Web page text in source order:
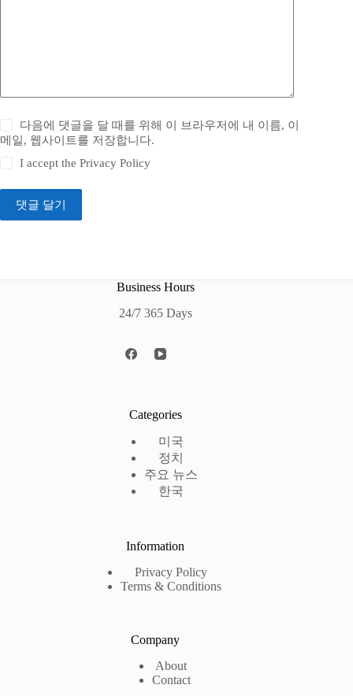
다음에 댓글을 달 때를 위해 이 브라우저에 내 이름, 이
메일, 웹사이트를 저장합니다.
I accept thePrivacy Policy
댓글 달기
Business Hours
24/7 365 Days
Categories
미국
정치
주요 뉴스
한국
Information
Privacy Policy
Terms & Conditions
Company
About
Contact